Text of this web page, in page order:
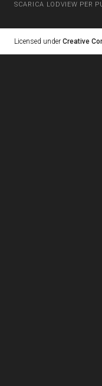
SCARICA LODVIEW PER
Licensed under Creative